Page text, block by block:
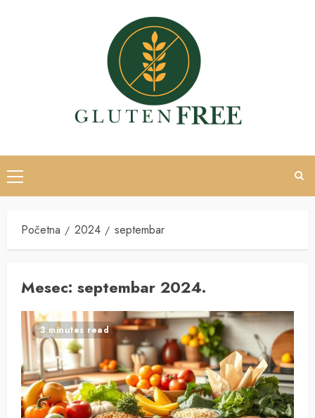
Primary
Menu
Početna 2024 septembar
Mesec: septembar 2024.
3 minutes read